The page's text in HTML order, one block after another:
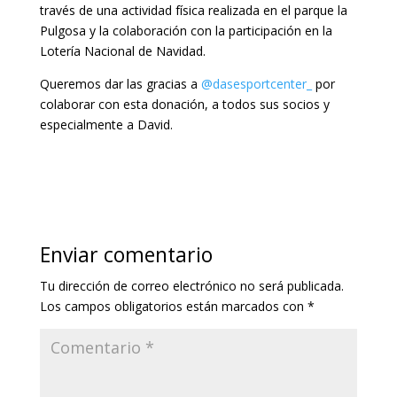
través de una actividad física realizada en el parque la
Pulgosa y la colaboración con la participación en la
Lotería Nacional de Navidad.
Queremos dar las gracias a @dasesportcenter_ por
colaborar con esta donación, a todos sus socios y
especialmente a David.
Enviar comentario
Tu dirección de correo electrónico no será publicada.
Los campos obligatorios están marcados con *